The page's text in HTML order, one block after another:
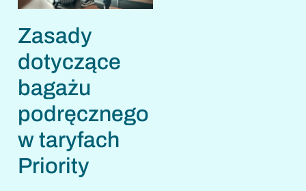
Zasady
dotyczące
bagażu
podręcznego
w taryfach
Priority